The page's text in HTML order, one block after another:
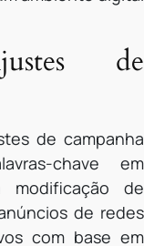
de
de campanha
chave em
modificação de
de redes
com base em